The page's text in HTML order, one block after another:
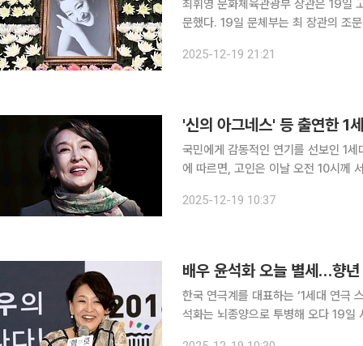
최휘영 문화체육관광부 장관은 19일
문했다. 19일 문체부는 최 장관의 조문 소식을 알리며 "한국을 대표하는 연극배우로서 오랜 기간 한
고인은 1975년에 연극 '꿀맛'으로 데
2025-12-19 21:21
'신의 아그네스' 등 출연한 1
국민에게 감동적인 연기를 선보인 1세대
에 따르면, 고인은 이날 오전 10시께
'딸에게 보내는 편지' 등 여러 작품에
2025-12-19 10:37
배우 윤석화 오늘 별세…향
한국 연극계를 대표하는 ‘1세대 연극 스타’ 배
석화는 뇌종양으로 투병해 오다 19일